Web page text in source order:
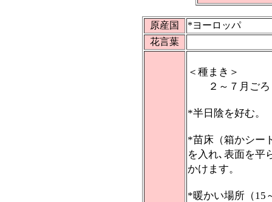
原産国
*ヨーロッパ
花言葉
＜種まき＞
２～７月ごろ
*半日陰を好む。
*苗床（箱かシー
を入れ､表面を平
かけます。
*暖かい場所（15